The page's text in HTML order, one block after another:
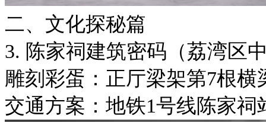
二、文化探秘篇
3. 陈家祠建筑密码（荔湾区
雕刻彩蛋：正厅梁架第7根
交通方案：地铁1号线陈家